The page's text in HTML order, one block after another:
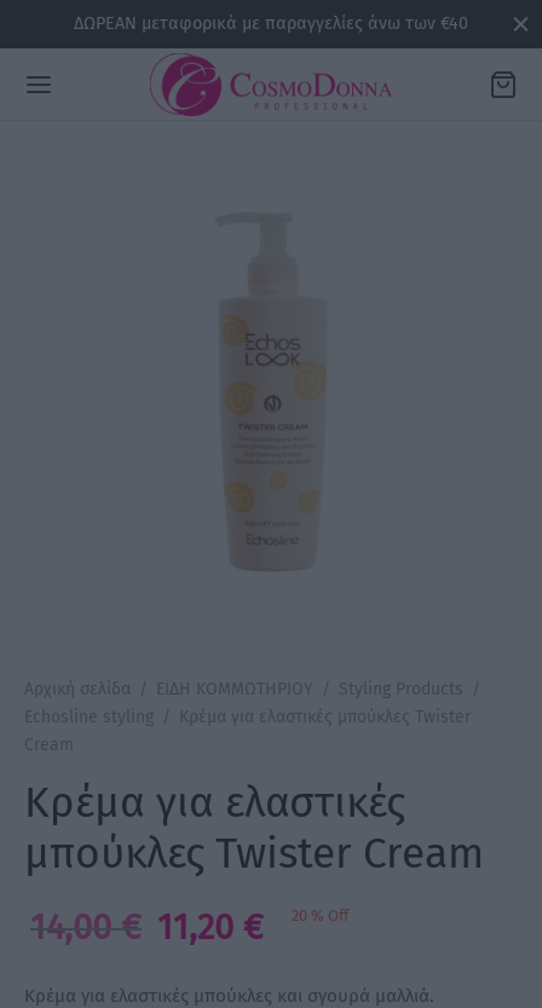
ΔΩΡΕΑΝ μεταφορικά με παραγγελίες άνω των €40
Αρχική σελίδα / ΕΙΔΗ ΚΟΜΜΩΤΗΡΙΟΥ / Styling Products /
Echosline styling /
Κρέμα για ελαστικές μπούκλες Twister
Cream
Κρέμα για ελαστικές
μπούκλες Twister Cream
20 % Off
14,00€
Original
price
was:
11,20 €
τιμή
Κρέμα για ελαστικές μπούκλες και σγουρά μαλλιά.
Xanitalia